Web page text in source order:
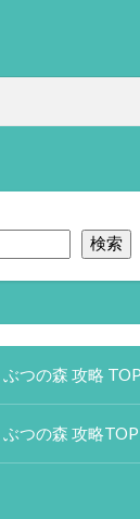
検索
つの森 攻略 TOP
つの森 攻略TOP